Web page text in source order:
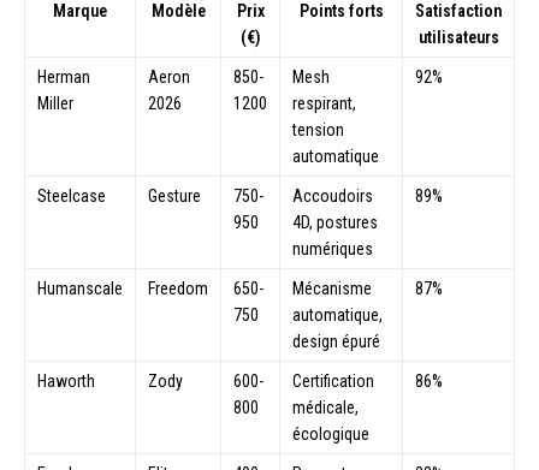
Marque Modèle
Prix
(€)
Points forts
Satisfaction
utilisateurs
Herman
Miller
Aeron
2026
850-
1200
Mesh
respirant,
tension
automatique
92%
Steelcase Gesture
750-
950
Accoudoirs
4D, postures
numériques
89%
Humanscale Freedom
650-
750
Mécanisme
automatique,
design épuré
87%
Haworth Zody
600-
800
Certification
médicale,
écologique
86%